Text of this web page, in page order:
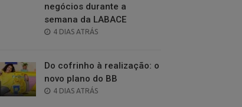
negócios durante a
semana da LABACE
POSTED
4 DIAS ATRÁS
Do cofrinho à realização: o
novo plano do BB
POSTED
4 DIAS ATRÁS